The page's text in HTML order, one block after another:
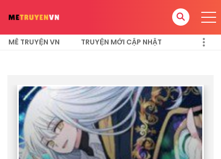
MÊ TRUYỆN VN TRUYỆN MỚI CẬP NHẬT